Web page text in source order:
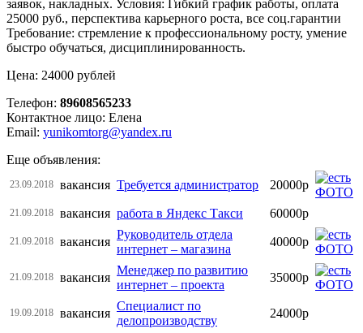
заявок, накладных. Условия: Гибкий график работы, оплата
25000 руб., перспектива карьерного роста, все соц.гарантии
Требование: стремление к профессиональному росту, умение
быстро обучаться, дисциплинированность.
Цена: 24000 рублей
Телефон: 89608565233
Контактное лицо: Елена
Email: yunikomtorg@yandex.ru
Еще объявления:
23.09.2018 вакансия Требуется администратор 20000р
21.09.2018 вакансия работа в Яндекс Такси 60000р
21.09.2018 вакансия
Руководитель отдела
интернет – магазина
40000р
21.09.2018 вакансия
Менеджер по развитию
интернет – проекта
35000р
19.09.2018 вакансия
Специалист по
делопроизводству
24000р